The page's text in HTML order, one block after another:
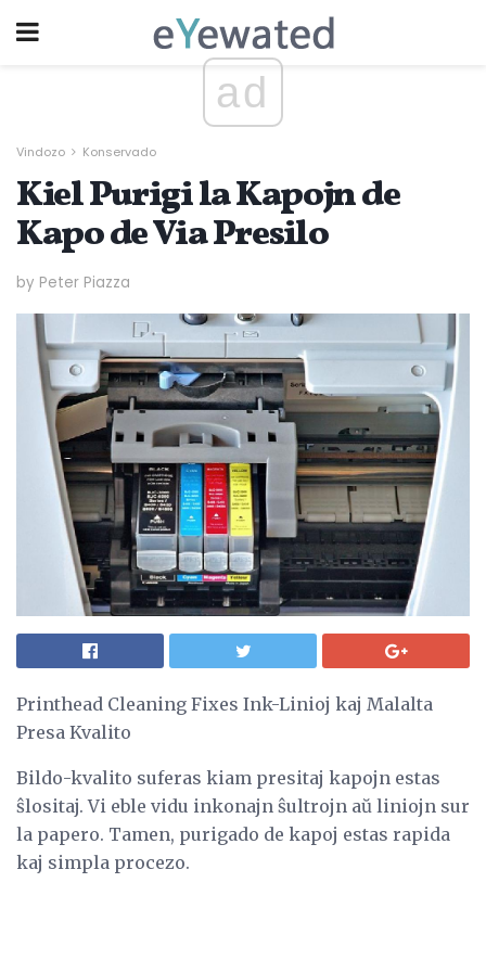
ad
Vindozo Konservado
Kiel Purigi la Kapojn de
Kapo de Via Presilo
by Peter Piazza
Printhead Cleaning Fixes Ink-Linioj kaj Malalta
Presa Kvalito
Bildo-kvalito suferas kiam presitaj kapojn estas
ŝlositaj. Vi eble vidu inkonajn ŝultrojn aŭ liniojn sur
la papero. Tamen, purigado de kapoj estas rapida
kaj simpla procezo.